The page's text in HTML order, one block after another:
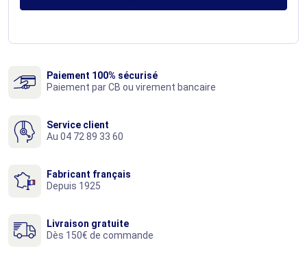
Paiement 100% sécurisé
Paiement par CB ou virement bancaire
Service client
Au 04 72 89 33 60
Fabricant français
Depuis 1925
Livraison gratuite
Dès 150€ de commande